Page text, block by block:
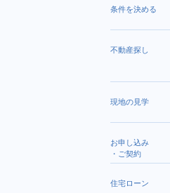
条件を決める
不動産探し
現地の見学
お申し込み
・ ご契約
住宅ローン